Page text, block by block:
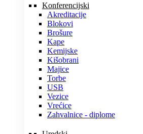
Konferencijski
Akreditacije
Blokovi
Brošure
Kape
Kemijske
Kišobrani
Majice
Torbe
USB
Vezice
Vrećice
Zahvalnice - diplome